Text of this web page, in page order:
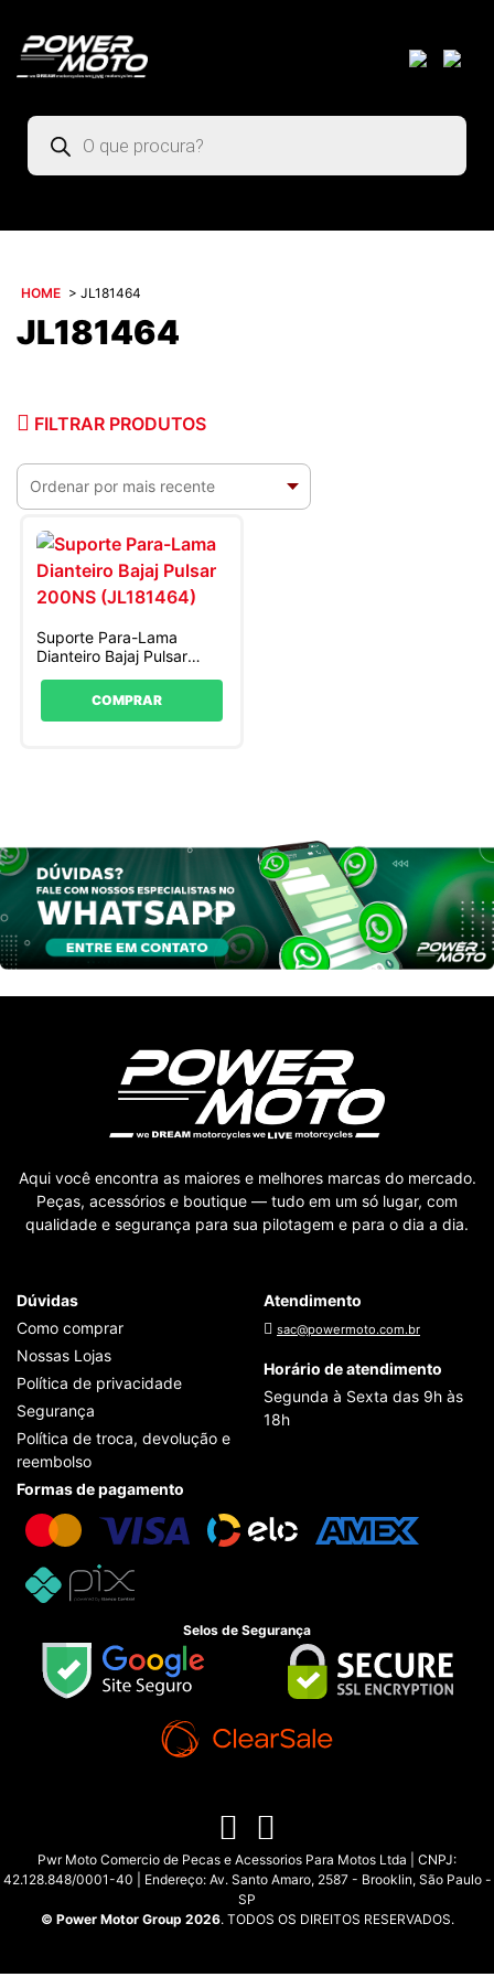
Pesquisar
produtos
HOME > JL181464
JL181464
FILTRAR PRODUTOS
Suporte Para-Lama
Dianteiro Bajaj Pulsar
COMPRAR
Aqui você encontra as maiores e melhores marcas do mercado.
Peças, acessórios e boutique — tudo em um só lugar, com
qualidade e segurança para sua pilotagem e para o dia a dia.
Dúvidas
Como comprar
Nossas Lojas
Política de privacidade
Segurança
Política de troca, devolução e
reembolso
Atendimento
sac@powermoto.com.br
Horário de atendimento
Segunda à Sexta das 9h às
18h
Formas de pagamento
Selos de Segurança
Pwr Moto Comercio de Pecas e Acessorios Para Motos Ltda | CNPJ:
42.128.848/0001-40 | Endereço: Av. Santo Amaro, 2587 - Brooklin, São Paulo -
SP
© Power Motor Group 2026. TODOS OS DIREITOS RESERVADOS.